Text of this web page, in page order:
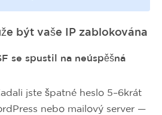
být vaše IP zablokována
se spustil na neúspěšná
jste špatné heslo 5–6krát
nebo mailový server —